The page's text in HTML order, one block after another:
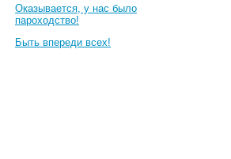
Оказывается, у нас было
пароходство!
Быть впереди всех!